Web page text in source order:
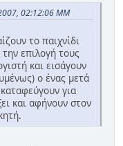
02:12:06 ΜΜ
το παιχνίδι
την επιλογή τους
και εισάγουν
ο ένας μετά
για
και αφήνουν στον